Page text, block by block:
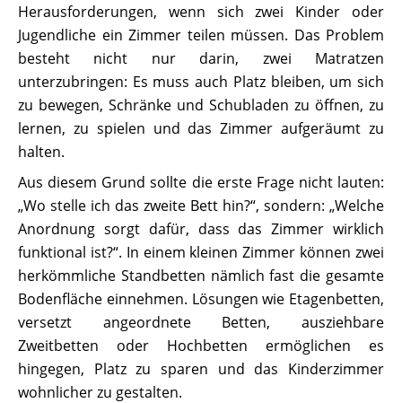
Herausforderungen, wenn sich zwei Kinder oder
Jugendliche ein Zimmer teilen müssen. Das Problem
besteht nicht nur darin, zwei Matratzen
unterzubringen: Es muss auch Platz bleiben, um sich
zu bewegen, Schränke und Schubladen zu öffnen, zu
lernen, zu spielen und das Zimmer aufgeräumt zu
halten.
Aus diesem Grund sollte die erste Frage nicht lauten:
„Wo stelle ich das zweite Bett hin?“, sondern: „Welche
Anordnung sorgt dafür, dass das Zimmer wirklich
funktional ist?“. In einem kleinen Zimmer können zwei
herkömmliche Standbetten nämlich fast die gesamte
Bodenfläche einnehmen. Lösungen wie Etagenbetten,
versetzt angeordnete Betten, ausziehbare
Zweitbetten oder Hochbetten ermöglichen es
hingegen, Platz zu sparen und das Kinderzimmer
wohnlicher zu gestalten.